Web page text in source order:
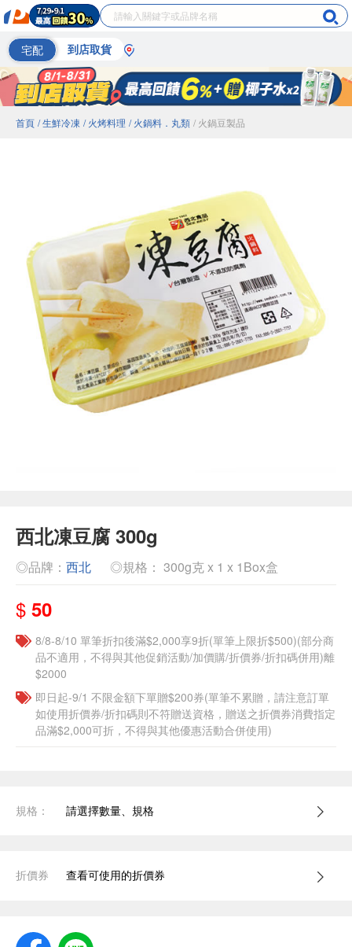
宅配 到店取貨
首頁 / 生鮮冷凍 / 火烤料理 / 火鍋料．丸類 / 火鍋豆製品
西北凍豆腐 300g
◎品牌： 西北 ◎規格： 300g克 x 1 x 1Box盒
$ 50
8/8-8/10 單筆折扣後滿$2,000享9折(單筆上限折$500)(部分商
品不適用，不得與其他促銷活動/加價購/折價券/折扣碼併用)離
$2000
即日起-9/1 不限金額下單贈$200券(單筆不累贈，請注意訂單
如使用折價券/折扣碼則不符贈送資格，贈送之折價券消費指定
品滿$2,000可折，不得與其他優惠活動合併使用)
規格： 請選擇數量、規格
折價券 查看可使用的折價券